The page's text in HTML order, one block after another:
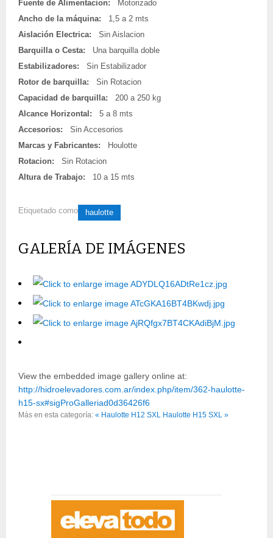
Fuente de Alimentacion:
Motorizado
Ancho de la máquina:
1,5 a 2 mts
Aislación Electrica:
Sin Aislacion
Barquilla o Cesta:
Una barquilla doble
Estabilizadores:
Sin Estabilizador
Rotor de barquilla:
Sin Rotacion
Capacidad de barquilla:
200 a 250 kg
Alcance Horizontal:
5 a 8 mts
Accesorios:
Sin Accesorios
Marcas y Fabricantes:
Houlotte
Rotacion:
Sin Rotacion
Altura de Trabajo:
10 a 15 mts
Etiquetado como haulotte
GALERÍA DE IMÁGENES
View the embedded image gallery online at:
http://hidroelevadores.com.ar/index.php/item/362-haulotte-
h15-sx#sigProGalleriad0d36426f6
Más en esta categoría: « Haulotte H12 SXL Haulotte H15 SXL »